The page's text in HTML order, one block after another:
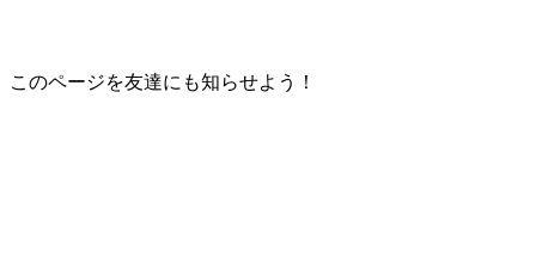
このページを友達にも知らせよう！